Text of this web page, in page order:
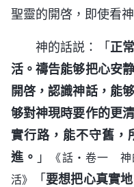
聖靈的開啓，即使看
神的話説：「正
活。禱告能够把心安
開啓，認識神話，能
够對神現時要作的更
實行路，能不守舊，
進。 」
《話・卷一 神
活》
「要想把心真實